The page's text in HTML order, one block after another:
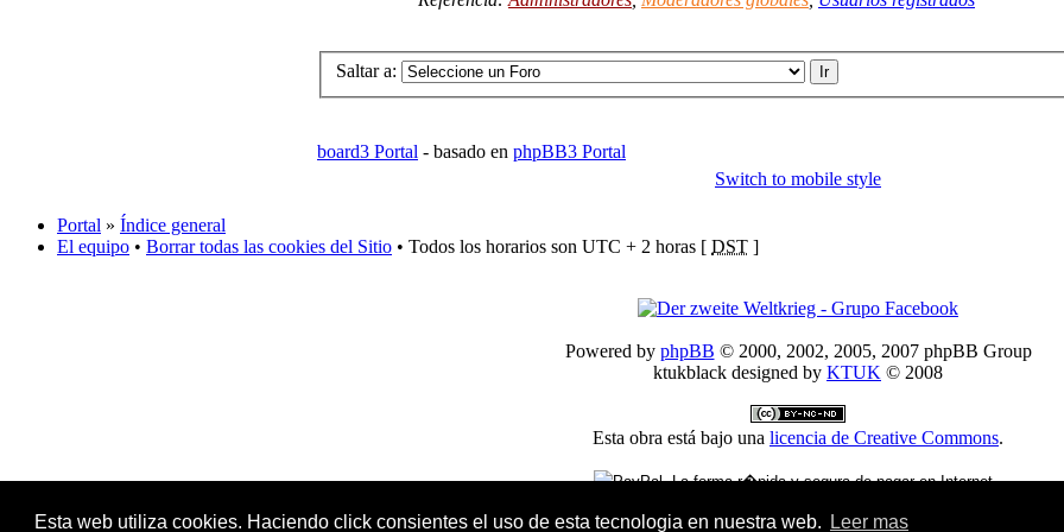
Esta web utiliza cookies. Haciendo click consientes el uso de esta tecnologia en nuestra web. Leer mas
Saltar a:
board3 Portal - basado en phpBB3 Portal
Switch to mobile style
Portal » Índice general
El equipo • Borrar todas las cookies del Sitio • Todos los horarios son UTC + 2 horas [ DST ]
Powered by phpBB © 2000, 2002, 2005, 2007 phpBB Group
ktukblack designed by KTUK © 2008
Esta obra está bajo una licencia de Creative Commons.